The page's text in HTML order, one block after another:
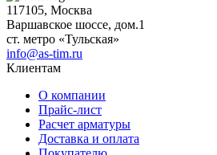
117105, Москва
Варшавское шоссе, дом.1
ст. метро «Тульская»
info@as-tim.ru
Клиентам
О компании
Прайс-лист
Расчет арматуры
Доставка и оплата